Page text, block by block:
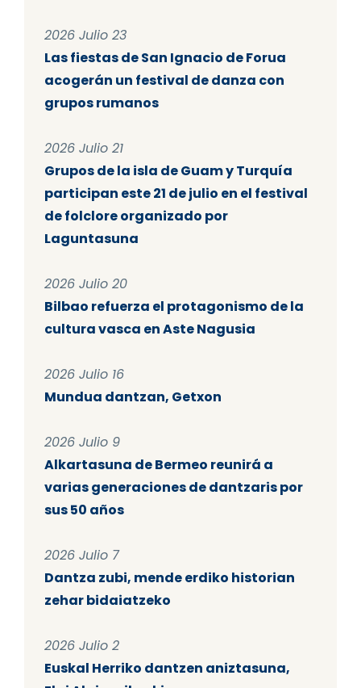
2026 Julio 23
Las fiestas de San Ignacio de Forua
acogerán un festival de danza con
grupos rumanos
2026 Julio 21
Grupos de la isla de Guam y Turquía
participan este 21 de julio en el festival
de folclore organizado por
Laguntasuna
2026 Julio 20
Bilbao refuerza el protagonismo de la
cultura vasca en Aste Nagusia
2026 Julio 16
Mundua dantzan, Getxon
2026 Julio 9
Alkartasuna de Bermeo reunirá a
varias generaciones de dantzaris por
sus 50 años
2026 Julio 7
Dantza zubi, mende erdiko historian
zehar bidaiatzeko
2026 Julio 2
Euskal Herriko dantzen aniztasuna,